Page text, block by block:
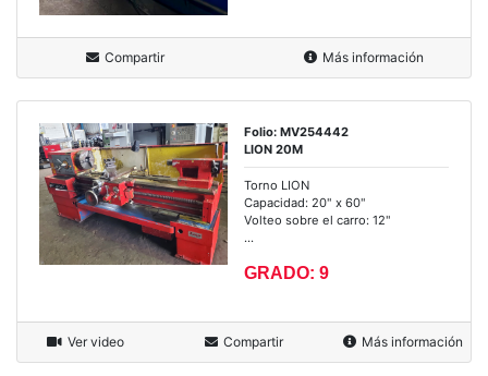
Compartir Más información
Folio: MV254442
LION 20M
Torno LION
Capacidad: 20" x 60"
Volteo sobre el carro: 12"
...
GRADO: 9
Ver video Compartir Más información